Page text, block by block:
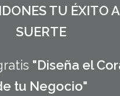
TU ÉXITO
SUERTE
"Diseña el
tu Negocio"